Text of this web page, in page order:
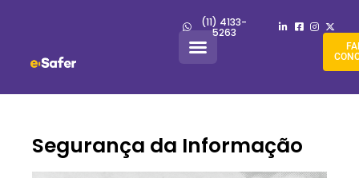
(11) 4133-
5263
Segurança da Informação